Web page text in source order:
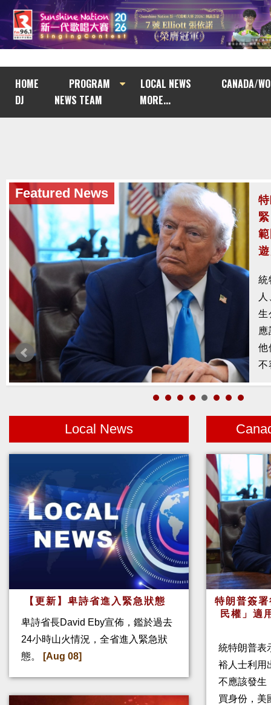
HOME PROGRAM LOCAL NEWS
CANADA/
DJ
NEWS TEAM MORE...
Featured News
統
生
他
不
Featured News
槍
示
者
Local News
【更新】卑詩省進入緊急狀態
卑詩省長David Eby宣佈，鑑於過去
24小時山火情況，全省進入緊急狀
態。
[Aug 08]
特朗普簽
民權」適
統特朗普表
裕人士利用
不應該發生
買身份，美